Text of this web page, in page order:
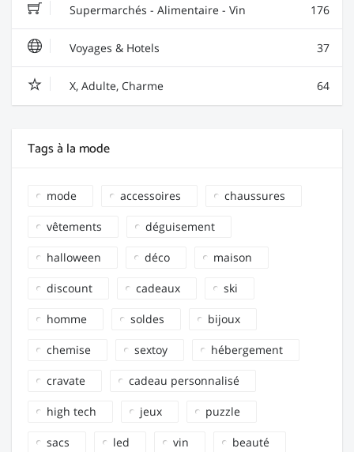
Supermarchés - Alimentaire - Vin 176
Voyages & Hotels 37
X, Adulte, Charme 64
Tags à la mode
mode accessoires chaussures
vêtements déguisement
halloween déco maison
discount cadeaux ski
homme soldes bijoux
chemise sextoy hébergement
cravate cadeau personnalisé
high tech jeux puzzle
sacs led vin beauté